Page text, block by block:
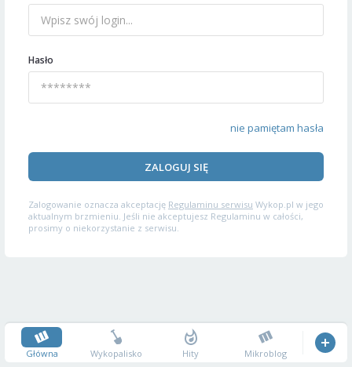
Hasło
nie pamiętam hasła
ZALOGUJ SIĘ
Zalogowanie oznacza akceptację Regulaminu serwisu Wykop.pl w jego
aktualnym brzmieniu. Jeśli nie akceptujesz Regulaminu w całości,
prosimy o niekorzystanie z serwisu.
Główna Wykopalisko Hity Mikroblog